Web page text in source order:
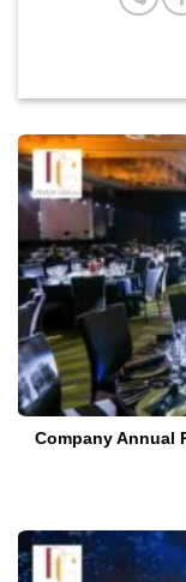
Company Annual